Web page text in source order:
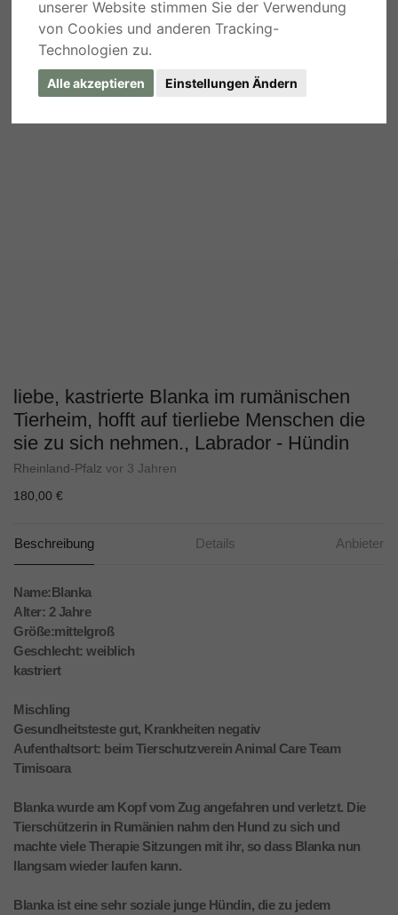
unserer Website stimmen Sie der Verwendung
von Cookies und anderen Tracking-
Technologien zu.
Alle akzeptieren Einstellungen Ändern
liebe, kastrierte Blanka im rumänischen
Tierheim, hofft auf tierliebe Menschen die
sie zu sich nehmen., Labrador - Hündin
Rheinland-Pfalz vor 3 Jahren
180,00 €
Beschreibung Details Anbieter
Name:Blanka
Alter: 2 Jahre
Größe:mittelgroß
Geschlecht: weiblich
kastriert
Mischling
Gesundheitsteste gut, Krankheiten negativ
Aufenthaltsort: beim Tierschutzverein Animal Care Team
Timisoara
Blanka wurde am Kopf vom Zug angefahren und verletzt. Die
Tierschützerin in Rumänien nahm den Hund zu sich und
machte viele Therapie Sitzungen mit ihr, so dass Blanka nun
llangsam wieder laufen kann.
Blanka ist eine sehr soziale junge Hündin, die zu jedem